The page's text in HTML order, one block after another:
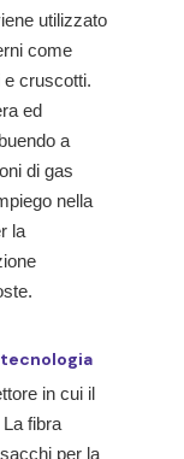
utilizzato
come
e cruscotti.
ed
a
di gas
nella
la
in cui il
fibra
per la